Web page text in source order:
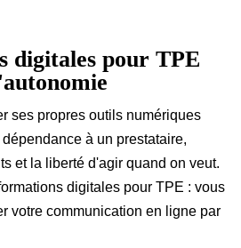
digitales pour TPE
ses propres outils numériques
à un prestataire,
et la liberté d'agir quand on veut.
digitales pour TPE : vous
votre communication en ligne par